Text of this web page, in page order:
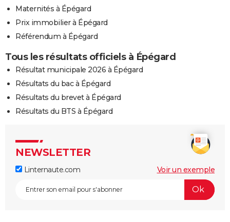
Maternités à Épégard
Prix immobilier à Épégard
Référendum à Épégard
Tous les résultats officiels à Épégard
Résultat municipale 2026 à Épégard
Résultats du bac à Épégard
Résultats du brevet à Épégard
Résultats du BTS à Épégard
NEWSLETTER
Linternaute.com Voir un exemple